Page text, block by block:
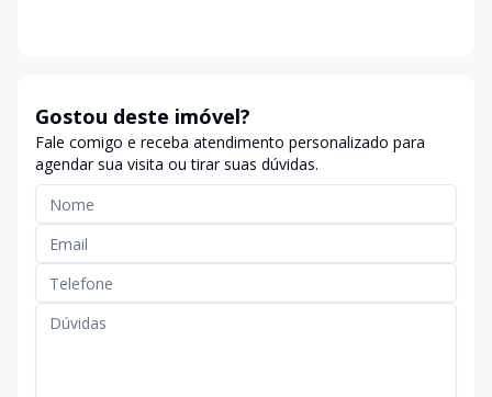
Gostou deste imóvel?
Fale comigo e receba atendimento personalizado para
agendar sua visita ou tirar suas dúvidas.